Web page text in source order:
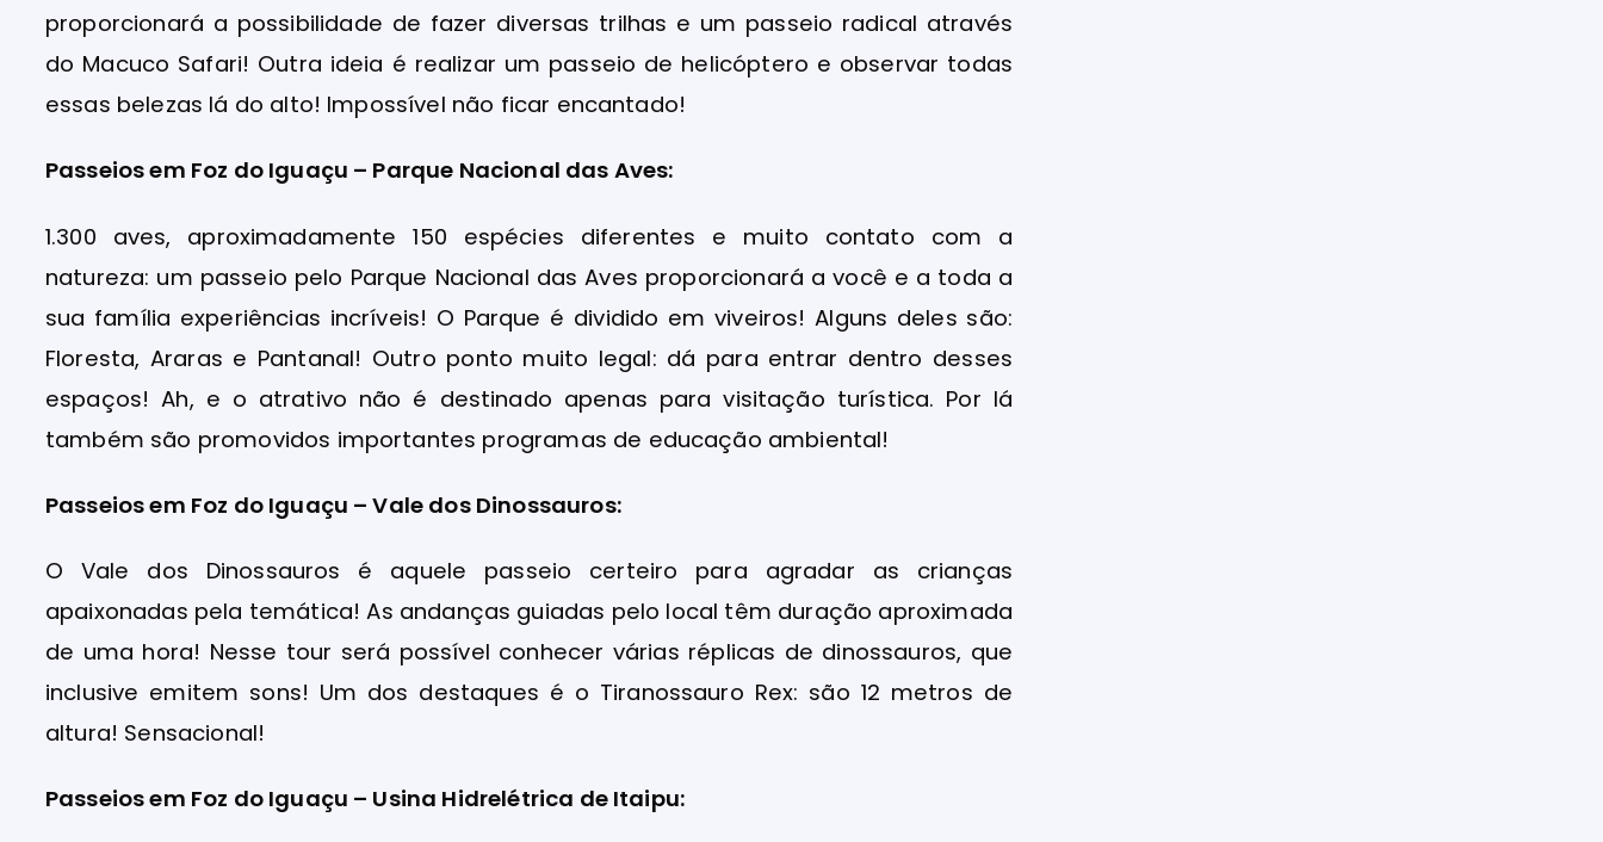
proporcionará a possibilidade de fazer diversas trilhas e um passeio radical através
do Macuco Safari! Outra ideia é realizar um passeio de helicóptero e observar todas
essas belezas lá do alto! Impossível não ficar encantado!
Passeios em Foz do Iguaçu – Parque Nacional das Aves:
1.300 aves, aproximadamente 150 espécies diferentes e muito contato com a
natureza: um passeio pelo Parque Nacional das Aves proporcionará a você e a toda a
sua família experiências incríveis! O Parque é dividido em viveiros! Alguns deles são:
Floresta, Araras e Pantanal! Outro ponto muito legal: dá para entrar dentro desses
espaços! Ah, e o atrativo não é destinado apenas para visitação turística. Por lá
também são promovidos importantes programas de educação ambiental!
Passeios em Foz do Iguaçu – Vale dos Dinossauros:
O Vale dos Dinossauros é aquele passeio certeiro para agradar as crianças
apaixonadas pela temática! As andanças guiadas pelo local têm duração aproximada
de uma hora! Nesse tour será possível conhecer várias réplicas de dinossauros, que
inclusive emitem sons! Um dos destaques é o Tiranossauro Rex: são 12 metros de
altura! Sensacional!
Passeios em Foz do Iguaçu – Usina Hidrelétrica de Itaipu: